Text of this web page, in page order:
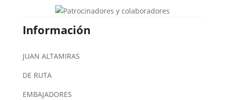
Información
JUAN ALTAMIRAS
DE RUTA
EMBAJADORES